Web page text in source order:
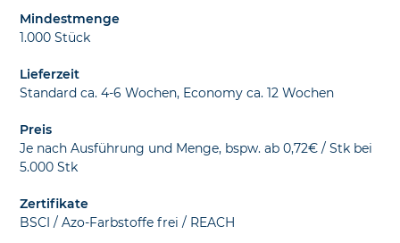
Mindestmenge
1.000 Stück
Lieferzeit
Standard ca. 4-6 Wochen, Economy ca. 12 Wochen
Preis
Je nach Ausführung und Menge, bspw. ab 0,72€ / Stk bei
5.000 Stk
Zertifikate
BSCI / Azo-Farbstoffe frei / REACH